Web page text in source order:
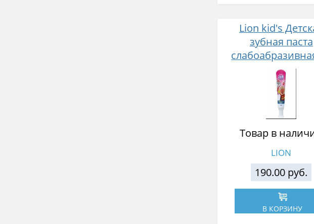
Lion kid's
зубная паста
вкусом клубники
Товар в
LION
190.00 руб.
В КОРЗИНУ